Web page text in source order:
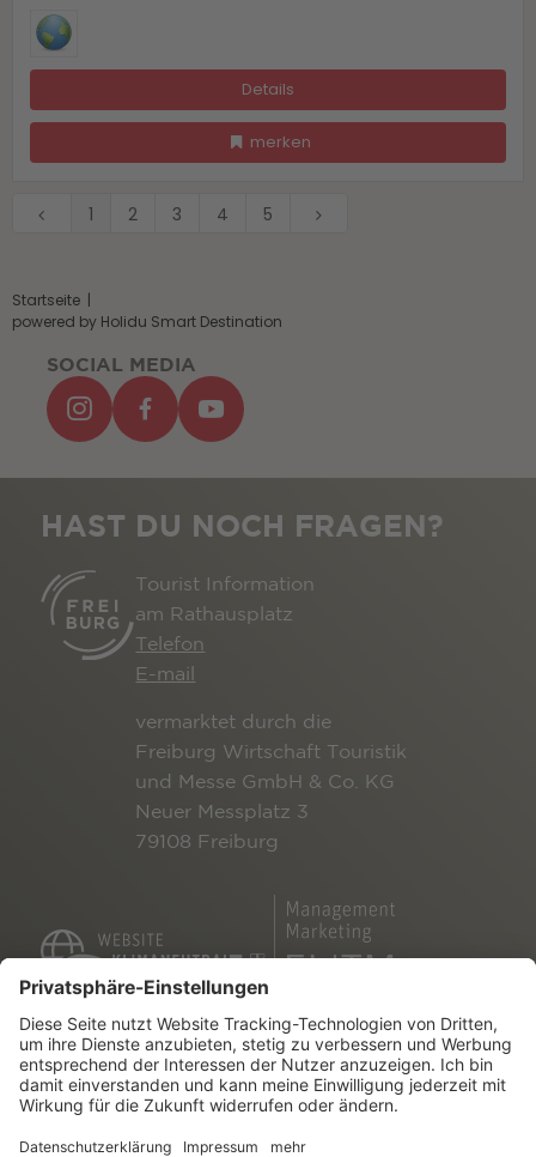
Details
merken
1 2 3 4 5
Startseite |
powered by Holidu Smart Destination
SOCIAL MEDIA
HAST DU NOCH FRAGEN?
Tourist Information
am Rathausplatz
Telefon
E-mail
vermarktet durch die
Freiburg Wirtschaft Touristik
und Messe GmbH & Co. KG
Neuer Messplatz 3
79108 Freiburg
NAVIGATION